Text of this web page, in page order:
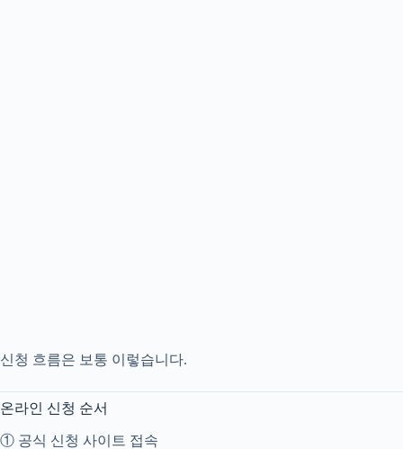
신청 흐름은 보통 이렇습니다.
온라인 신청 순서
① 공식 신청 사이트 접속